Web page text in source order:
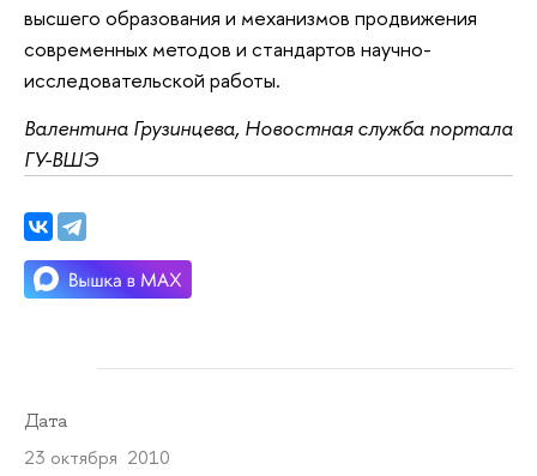
высшего образования и механизмов продвижения
современных методов и стандартов научно-
исследовательской работы.
Валентина Грузинцева, Новостная служба портала
ГУ-ВШЭ
Дата
23 октября 2010